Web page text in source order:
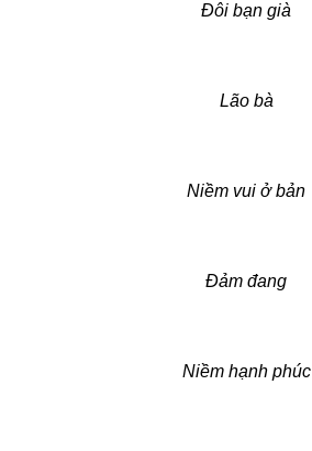
Đôi bạn già
Lão bà
Niềm vui ở bản
Đảm đang
Niềm hạnh phúc